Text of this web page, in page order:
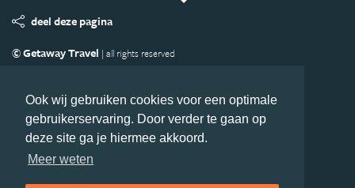
Ook wij gebruiken cookies voor een optimale
gebruikerservaring. Door verder te gaan op
deze site ga je hiermee akkoord.
Meer weten
deel deze pagina
© Getaway Travel | all rights reserved
Copyright
Privacy statement Disclaimer
Cookies
Volg Azie.nl
Nieuwsbrief
Facebook